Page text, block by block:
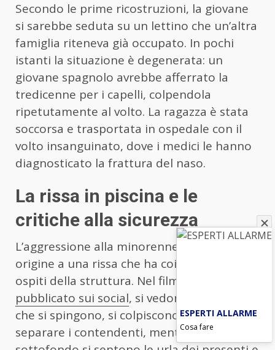
Secondo le prime ricostruzioni, la giovane
si sarebbe seduta su un lettino che un’altra
famiglia riteneva già occupato. In pochi
istanti la situazione è degenerata: un
giovane spagnolo avrebbe afferrato la
tredicenne per i capelli, colpendola
ripetutamente al volto. La ragazza è stata
soccorsa e trasportata in ospedale con il
volto insanguinato, dove i medici le hanno
diagnosticato la frattura del naso.
La rissa in piscina e le
critiche alla sicurezza
L’aggressione alla minorenne ha dato
origine a una rissa che ha coinvolto diversi
ospiti della struttura. Nel filmato,
pubblicato sui social, si vedono persone
che si spingono, si colpiscono e cercano di
separare i contendenti, mentre in
ESPERTI ALLARME
Cosa fare